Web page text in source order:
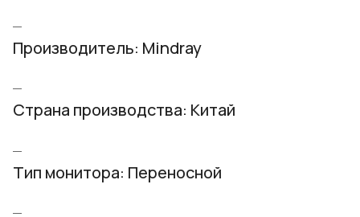
Производитель: Mindray
Страна производства: Китай
Тип монитора: Переносной